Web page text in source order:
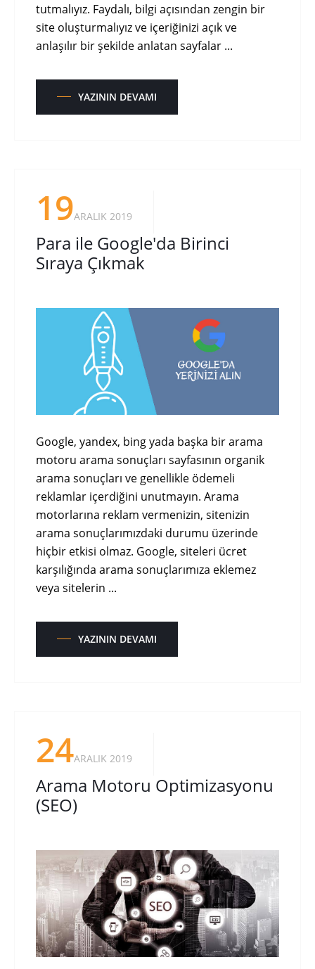
tutmalıyız. Faydalı, bilgi açısından zengin bir
site oluşturmalıyız ve içeriğinizi açık ve
anlaşılır bir şekilde anlatan sayfalar ...
YAZININ DEVAMI
19ARALIK 2019
Para ile Google'da Birinci
Sıraya Çıkmak
Google, yandex, bing yada başka bir arama
motoru arama sonuçları sayfasının organik
arama sonuçları ve genellikle ödemeli
reklamlar içerdiğini unutmayın. Arama
motorlarına reklam vermenizin, sitenizin
arama sonuçlarımızdaki durumu üzerinde
hiçbir etkisi olmaz. Google, siteleri ücret
karşılığında arama sonuçlarımıza eklemez
veya sitelerin ...
YAZININ DEVAMI
24ARALIK 2019
Arama Motoru Optimizasyonu
(SEO)